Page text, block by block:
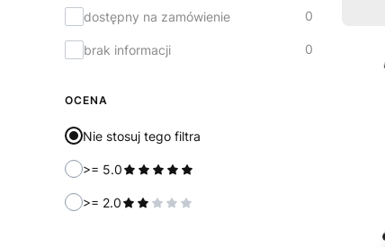
dostępny na zamówienie 0
brak informacji 0
OCENA
Nie stosuj tego filtra
>= 5.0
>= 2.0